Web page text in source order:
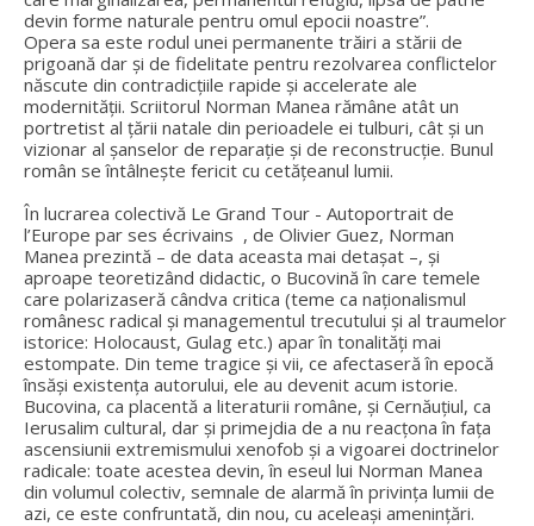
devin forme naturale pentru omul epocii noastre”.
Opera sa este rodul unei permanente trăiri a stării de
prigoană dar și de fidelitate pentru rezolvarea conflictelor
născute din contradicțiile rapide și accelerate ale
modernității. Scriitorul Norman Manea rămâne atât un
portretist al țării natale din perioadele ei tulburi, cât și un
vizionar al șanselor de reparație și de reconstrucție. Bunul
român se întâlnește fericit cu cetățeanul lumii.
În lucrarea colectivă Le Grand Tour - Autoportrait de
l’Europe par ses écrivains , de Olivier Guez, Norman
Manea prezintă – de data aceasta mai detașat –, și
aproape teoretizând didactic, o Bucovină în care temele
care polarizaseră cândva critica (teme ca naționalismul
românesc radical și managementul trecutului și al traumelor
istorice: Holocaust, Gulag etc.) apar în tonalități mai
estompate. Din teme tragice și vii, ce afectaseră în epocă
însăși existența autorului, ele au devenit acum istorie.
Bucovina, ca placentă a literaturii române, și Cernăuțiul, ca
Ierusalim cultural, dar și primejdia de a nu reacțona în fața
ascensiunii extremismului xenofob și a vigoarei doctrinelor
radicale: toate acestea devin, în eseul lui Norman Manea
din volumul colectiv, semnale de alarmă în privința lumii de
azi, ce este confruntată, din nou, cu aceleași amenințări.